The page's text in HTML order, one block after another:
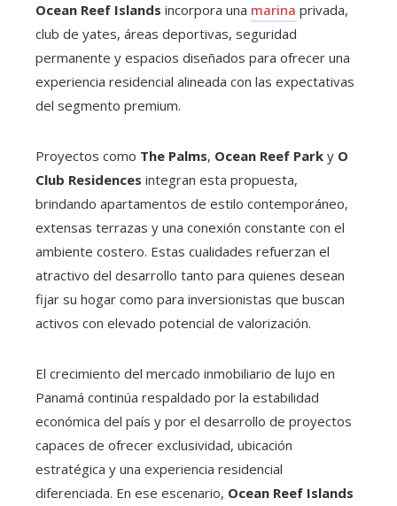
Ocean Reef Islands incorpora una marina privada,
club de yates, áreas deportivas, seguridad
permanente y espacios diseñados para ofrecer una
experiencia residencial alineada con las expectativas
del segmento premium.
Proyectos como The Palms, Ocean Reef Park y O
Club Residences integran esta propuesta,
brindando apartamentos de estilo contemporáneo,
extensas terrazas y una conexión constante con el
ambiente costero. Estas cualidades refuerzan el
atractivo del desarrollo tanto para quienes desean
fijar su hogar como para inversionistas que buscan
activos con elevado potencial de valorización.
El crecimiento del mercado inmobiliario de lujo en
Panamá continúa respaldado por la estabilidad
económica del país y por el desarrollo de proyectos
capaces de ofrecer exclusividad, ubicación
estratégica y una experiencia residencial
diferenciada. En ese escenario, Ocean Reef Islands